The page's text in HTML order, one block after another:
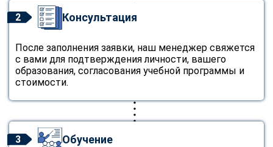
2 Консультация
После заполнения заявки, наш менеджер свяжется
с вами для подтверждения личности, вашего
образования, согласования учебной программы и
стоимости.
3 Обучение